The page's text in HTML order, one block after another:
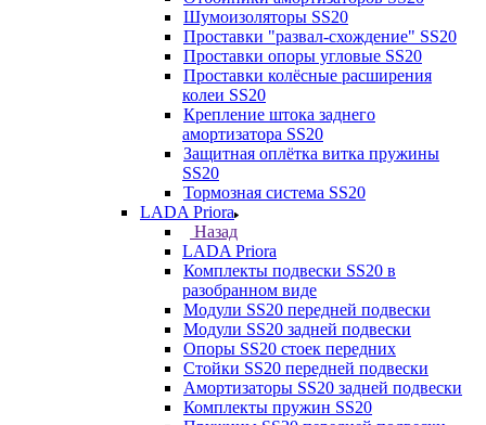
Шумоизоляторы SS20
Проставки "развал-схождение" SS20
Проставки опоры угловые SS20
Проставки колёсные расширения
колеи SS20
Крепление штока заднего
амортизатора SS20
Защитная оплётка витка пружины
SS20
Тормозная система SS20
LADA Priora
Назад
LADA Priora
Комплекты подвески SS20 в
разобранном виде
Модули SS20 передней подвески
Модули SS20 задней подвески
Опоры SS20 стоек передних
Стойки SS20 передней подвески
Амортизаторы SS20 задней подвески
Комплекты пружин SS20